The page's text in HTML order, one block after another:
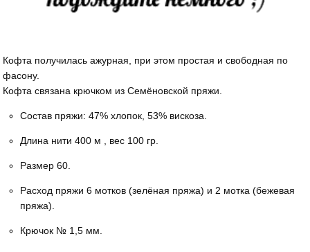
Кофта получилась ажурная, при этом простая и свободная по
фасону.
Кофта связана крючком из Семёновской пряжи.
Состав пряжи: 47% хлопок, 53% вискоза.
Длина нити 400 м , вес 100 гр.
Размер 60.
Расход пряжи 6 мотков (зелёная пряжа) и 2 мотка (бежевая
пряжа).
Крючок № 1,5 мм.